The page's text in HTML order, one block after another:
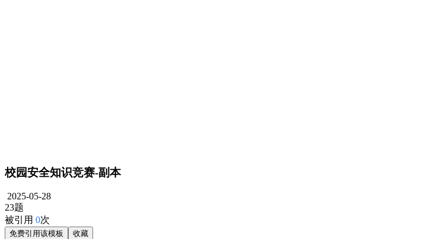
校园安全知识竞赛-副本
2025-05-28
23题
被引用 0次
免费引用该模板 收藏